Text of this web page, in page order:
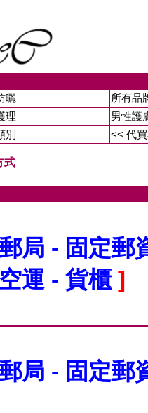
曬
所有品
理
男性護
別
<< 代
式
局 - 固定郵
空運 - 貨櫃 ]
局 - 固定郵